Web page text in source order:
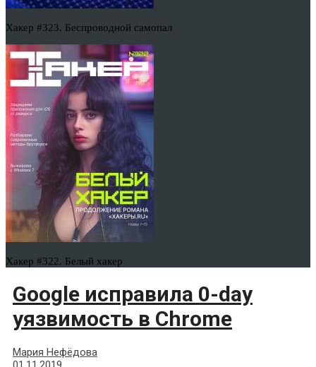
Хакер #323. Беспроводной самопал
Хакер #322. Белый хакер
Google исправила 0-day
уязвимость в Chrome
Мария Нефёдова